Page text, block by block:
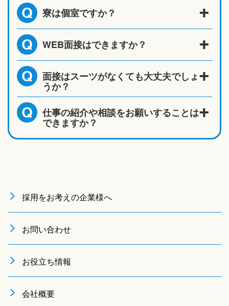
Q 寮は個室ですか？
Q WEB面接はできますか？
Q 面接はスーツがなくても大丈夫でしょ
うか？
Q 仕事の紹介や相談をお願いすることは
できますか？
採用をお考えの企業様へ
お問い合わせ
お役立ち情報
会社概要